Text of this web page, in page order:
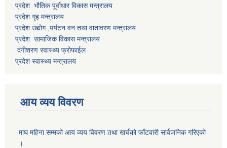
प्रदेश भौतिक पूर्वाधार विकास मन्त्रालय
प्रदेश गृह मन्त्रालय
प्रदेश उद्योग ,पर्यटन वन तथा वातावरण मन्त्रालय
प्रदेश सामाजिक विकास मन्त्रालय
दंगीशरण स्वास्थ्य फ्रोफाईल
प्रदेश स्वास्थ्य मन्त्रालय
आय व्यय विवरण
माघ महिना सम्मको आय व्यय विवरण तथा खर्चको फाँटवारी सार्वजनिक गरिएको
।